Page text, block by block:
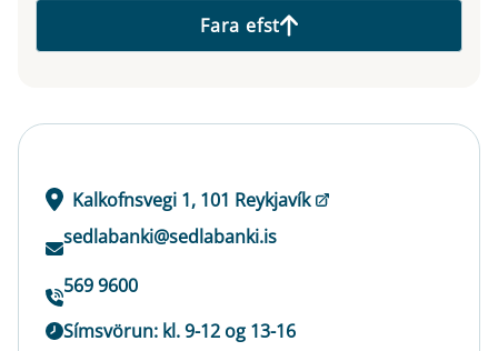
Fara efst
Kalkofnsvegi 1, 101 Reykjavík
sedlabanki@sedlabanki.is
569 9600
Símsvörun: kl. 9-12 og 13-16